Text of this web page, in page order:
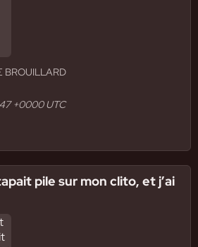
BROUILLARD
+0000 UTC
pile sur mon clito, et j’ai